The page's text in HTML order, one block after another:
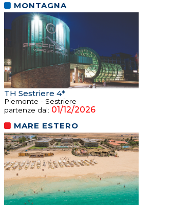
MONTAGNA
TH Sestriere 4*
Piemonte - Sestriere
partenze dal: 01/12/2026
MARE ESTERO